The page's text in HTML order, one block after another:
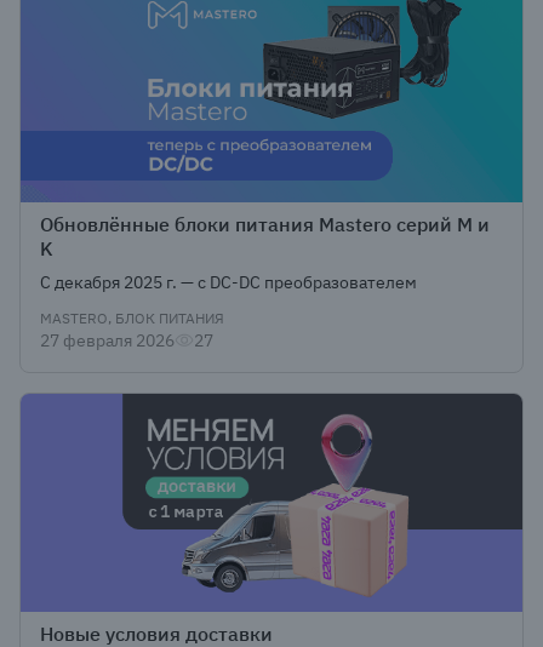
Обновлённые блоки питания Mastero серий M и
K
С декабря 2025 г. — с DC-DC преобразователем
MASTERO, БЛОК ПИТАНИЯ
27 февраля 2026 27
Новые условия доставки